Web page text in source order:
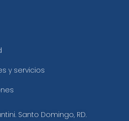
y servicios
Santo Domingo, RD.​